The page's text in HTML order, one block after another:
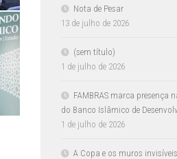
Nota de Pesar
13 de julho de 2026
(sem título)
1 de julho de 2026
FAMBRAS marca presença
do Banco Islâmico de
1 de julho de 2026
A Copa e os muros